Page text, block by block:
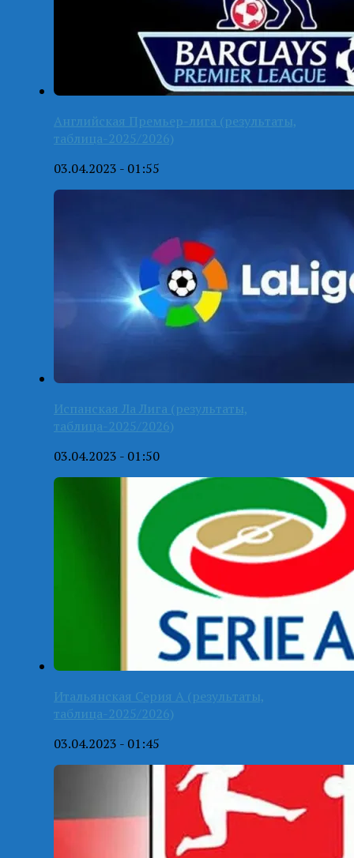
Английская Премьер-лига (результаты,
таблица-2025/2026)
03.04.2023 - 01:55
Испанская Ла Лига (результаты,
таблица-2025/2026)
03.04.2023 - 01:50
Итальянская Серия А (результаты,
таблица-2025/2026)
03.04.2023 - 01:45